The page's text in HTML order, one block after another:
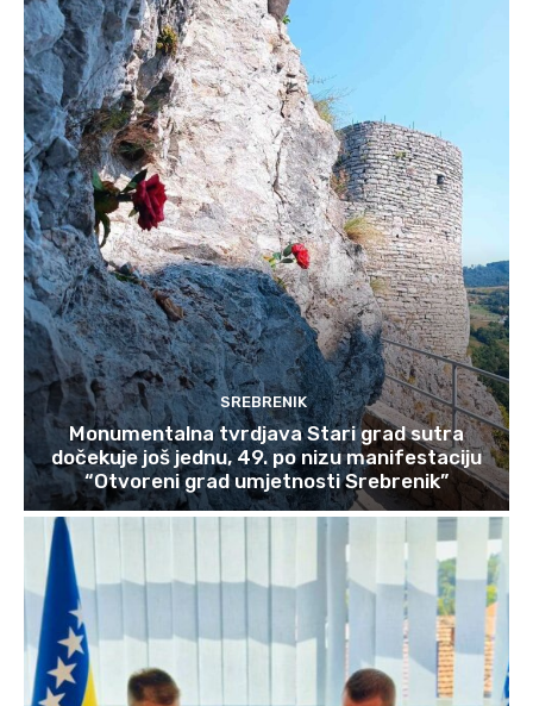
SREBRENIK
Monumentalna tvrdjava Stari grad sutra
dočekuje još jednu, 49. po nizu manifestaciju
“Otvoreni grad umjetnosti Srebrenik”